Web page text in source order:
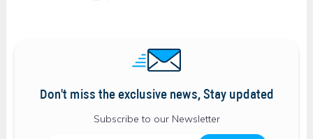
Don't miss the exclusive news, Stay updated
Subscribe to our Newsletter